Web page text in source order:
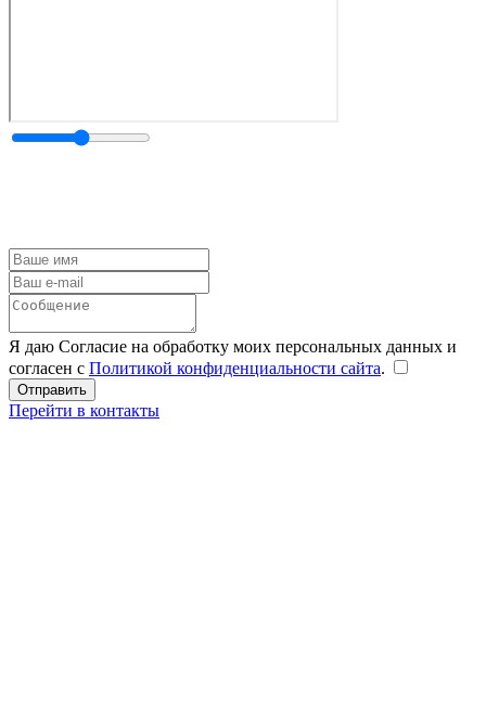
Я даю Согласие на обработку моих персональных данных и
согласен с Политикой конфиденциальности сайта.
Перейти в контакты